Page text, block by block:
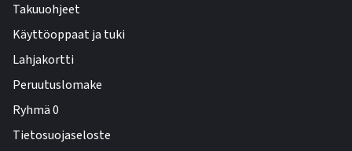
Takuuohjeet
Käyttöoppaat ja tuki
Lahjakortti
Peruutuslomake
Ryhmä 0
Tietosuojaseloste